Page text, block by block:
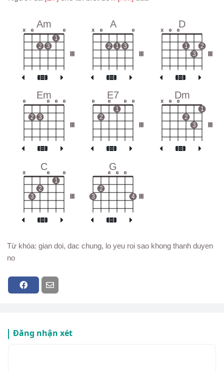
Am
x o
2 3
1
o
A
x o
2 1 3
o
D
x o o
1
3
2
Em
o
2 3
o o o
E7
o
2
o
1
o o
Dm
x o o
2
3
1
C
x
3
2
o
1
o
G
3
2
o o o
4
Từ khóa: gian doi, dac chung, lo yeu roi sao khong thanh duyen
no
Đăng nhận xét